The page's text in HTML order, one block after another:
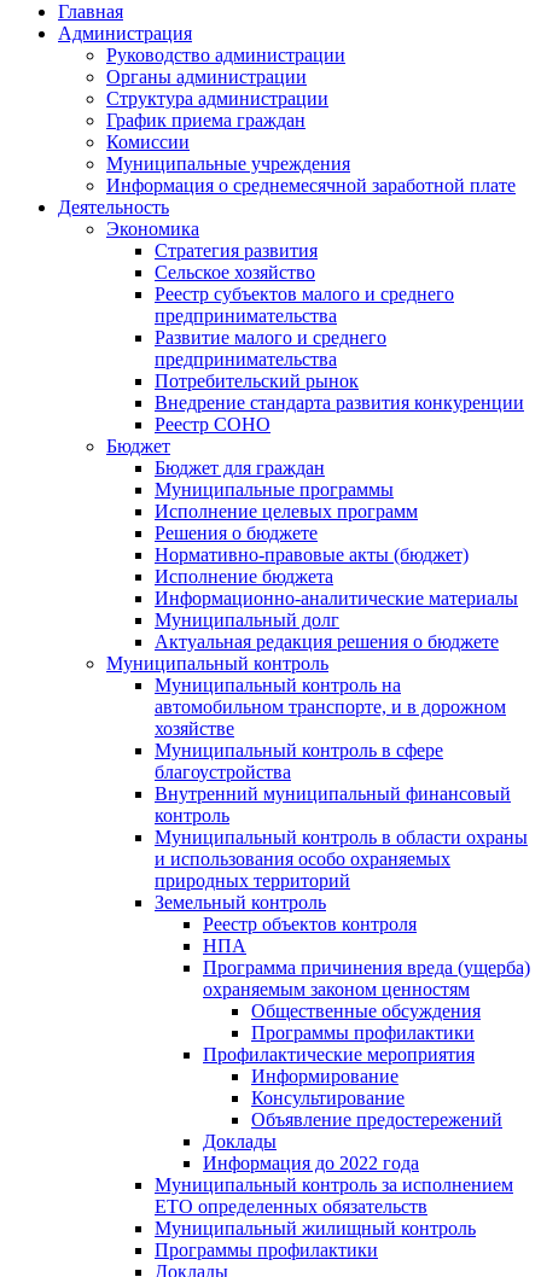
Главная
Администрация
Руководство администрации
Органы администрации
Структура администрации
График приема граждан
Комиссии
Муниципальные учреждения
Информация о среднемесячной заработной плате
Деятельность
Экономика
Стратегия развития
Сельское хозяйство
Реестр субъектов малого и среднего
предпринимательства
Развитие малого и среднего
предпринимательства
Потребительский рынок
Внедрение стандарта развития конкуренции
Реестр СОНО
Бюджет
Бюджет для граждан
Муниципальные программы
Исполнение целевых программ
Решения о бюджете
Нормативно-правовые акты (бюджет)
Исполнение бюджета
Информационно-аналитические материалы
Муниципальный долг
Актуальная редакция решения о бюджете
Муниципальный контроль
Муниципальный контроль на
автомобильном транспорте, и в дорожном
хозяйстве
Муниципальный контроль в сфере
благоустройства
Внутренний муниципальный финансовый
контроль
Муниципальный контроль в области охраны
и использования особо охраняемых
природных территорий
Земельный контроль
Реестр объектов контроля
НПА
Программа причинения вреда (ущерба)
охраняемым законом ценностям
Общественные обсуждения
Программы профилактики
Профилактические мероприятия
Информирование
Консультирование
Объявление предостережений
Доклады
Информация до 2022 года
Муниципальный контроль за исполнением
ЕТО определенных обязательств
Муниципальный жилищный контроль
Программы профилактики
Доклады